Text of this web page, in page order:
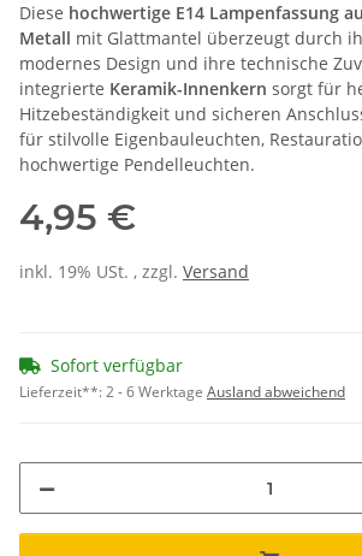
Diese hochwertige E14 Lampenfassung
Metall mit Glattmantel überzeugt durch
modernes Design und ihre technische
integrierte Keramik-Innenkern sorgt für
Hitzebeständigkeit und sicheren
für stilvolle Eigenbauleuchten,
hochwertige Pendelleuchten.
4,95 €
inkl. 19% USt. , zzgl. Versand
Sofort verfügbar
Lieferzeit**:2 - 6 Werktage Ausland abweichend